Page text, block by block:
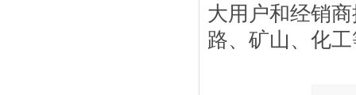
大用户和经销
路、矿山、化